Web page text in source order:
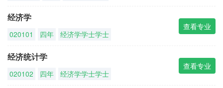
经济学
020101 四年 经济学学士学士
查看专业
经济统计学
020102 四年 经济学学士学士
查看专业